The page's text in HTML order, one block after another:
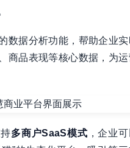
数据分析功能，帮助企业
商品表现等核心数据，为
多商户SaaS模式 ，企业可